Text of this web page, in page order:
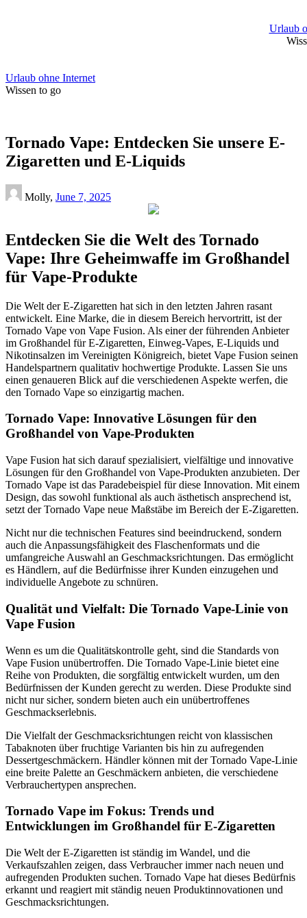
Urlaub
Urlaub ohne Internet
Wissen to go
Tornado Vape: Entdecken Sie unsere E-
Zigaretten und E-Liquids
Molly, June 7, 2025
Entdecken Sie die Welt des Tornado
Vape: Ihre Geheimwaffe im Großhandel
für Vape-Produkte
Die Welt der E-Zigaretten hat sich in den letzten Jahren rasant
entwickelt. Eine Marke, die in diesem Bereich hervortritt, ist der
Tornado Vape von Vape Fusion. Als einer der führenden Anbieter
im Großhandel für E-Zigaretten, Einweg-Vapes, E-Liquids und
Nikotinsalzen im Vereinigten Königreich, bietet Vape Fusion seinen
Handelspartnern qualitativ hochwertige Produkte. Lassen Sie uns
einen genaueren Blick auf die verschiedenen Aspekte werfen, die
den Tornado Vape so einzigartig machen.
Tornado Vape: Innovative Lösungen für den
Großhandel von Vape-Produkten
Vape Fusion hat sich darauf spezialisiert, vielfältige und innovative
Lösungen für den Großhandel von Vape-Produkten anzubieten. Der
Tornado Vape ist das Paradebeispiel für diese Innovation. Mit einem
Design, das sowohl funktional als auch ästhetisch ansprechend ist,
setzt der Tornado Vape neue Maßstäbe im Bereich der E-Zigaretten.
Nicht nur die technischen Features sind beeindruckend, sondern
auch die Anpassungsfähigkeit des Flaschenformats und die
umfangreiche Auswahl an Geschmacksrichtungen. Das ermöglicht
es Händlern, auf die Bedürfnisse ihrer Kunden einzugehen und
individuelle Angebote zu schnüren.
Qualität und Vielfalt: Die Tornado Vape-Linie von
Vape Fusion
Wenn es um die Qualitätskontrolle geht, sind die Standards von
Vape Fusion unübertroffen. Die Tornado Vape-Linie bietet eine
Reihe von Produkten, die sorgfältig entwickelt wurden, um den
Bedürfnissen der Kunden gerecht zu werden. Diese Produkte sind
nicht nur sicher, sondern bieten auch ein unübertroffenes
Geschmackserlebnis.
Die Vielfalt der Geschmacksrichtungen reicht von klassischen
Tabaknoten über fruchtige Varianten bis hin zu aufregenden
Dessertgeschmäckern. Händler können mit der Tornado Vape-Linie
eine breite Palette an Geschmäckern anbieten, die verschiedene
Verbrauchertypen ansprechen.
Tornado Vape im Fokus: Trends und
Entwicklungen im Großhandel für E-Zigaretten
Die Welt der E-Zigaretten ist ständig im Wandel, und die
Verkaufszahlen zeigen, dass Verbraucher immer nach neuen und
aufregenden Produkten suchen. Tornado Vape hat dieses Bedürfnis
erkannt und reagiert mit ständig neuen Produktinnovationen und
Geschmacksrichtungen.